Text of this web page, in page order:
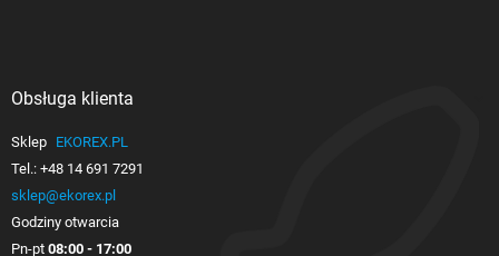
Obsługa klienta
Sklep EKOREX.PL
Tel.: +48 14 691 7291
sklep@ekorex.pl
Godziny otwarcia
Pn-pt 08:00 - 17:00